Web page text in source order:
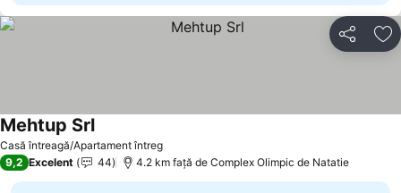
Distribuiți
Casă întreagă/Apartament întreg
Mehtup Srl
9,2 Excelent 44 4.2 km faţă de Complex Olimpic de Natatie